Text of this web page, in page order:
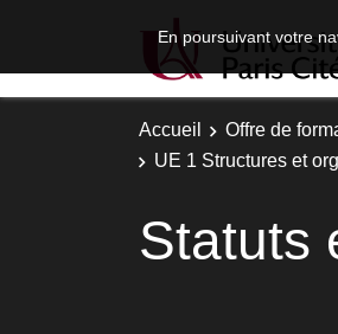
En poursuivant votre
Accueil Offre de
UE 1 Structures et
Statuts